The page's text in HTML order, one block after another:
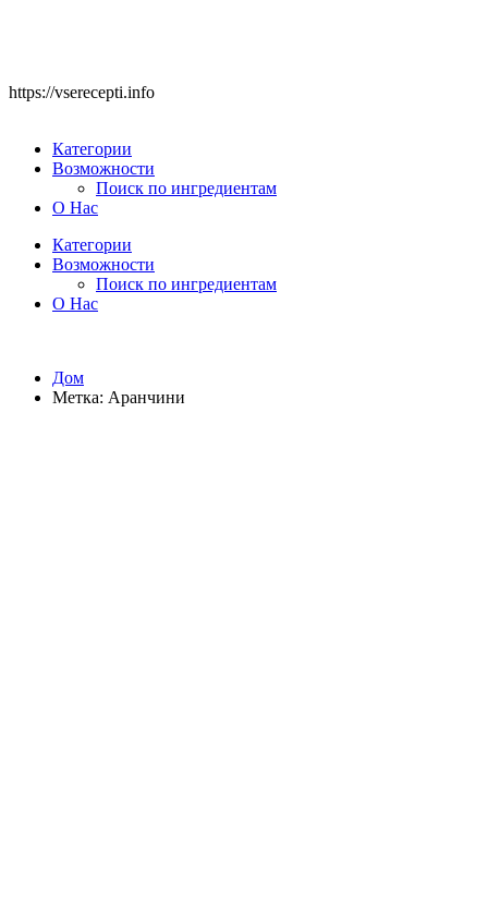
https://vserecepti.info
Категории
Возможности
Поиск по ингредиентам
О Нас
Категории
Возможности
Поиск по ингредиентам
О Нас
Дом
Метка: Аранчини